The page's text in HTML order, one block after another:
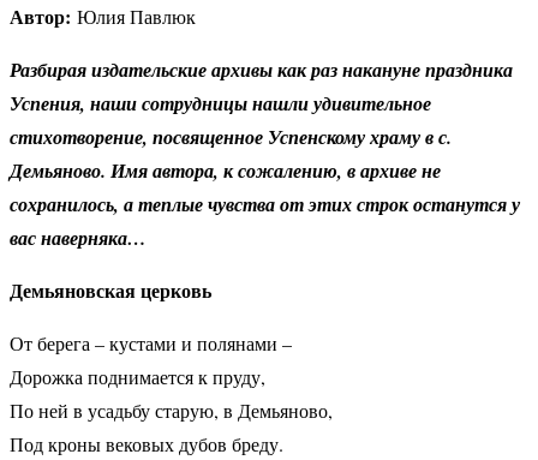
Автор: Юлия Павлюк
Разбирая издательские архивы как раз накануне праздника
Успения, наши сотрудницы нашли удивительное
стихотворение, посвященное Успенскому храму в с.
Демьяново. Имя автора, к сожалению, в архиве не
сохранилось, а теплые чувства от этих строк останутся у
вас наверняка…
Демьяновская церковь
От берега – кустами и полянами –
Дорожка поднимается к пруду,
По ней в усадьбу старую, в Демьяново,
Под кроны вековых дубов бреду.